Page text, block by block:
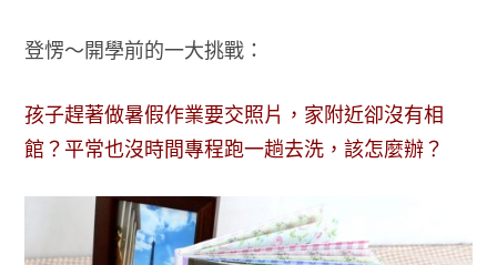
登愣～開學前的一大挑戰：
孩子趕著做暑假作業要交照片，家附近卻沒有相
館？平常也沒時間專程跑一趟去洗，該怎麼辦？